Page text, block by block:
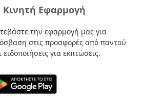
Κινητή Εφαρμογή
την εφαρμογή μας για
στις προσφορές από παντού
ειδοποιήσεις για εκπτώσεις.